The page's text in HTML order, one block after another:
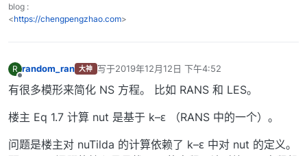
blog :
<https://chengpengzhao.com>
R random_ran 大神 写于2019年12月12日 下午4:52
最后由 编辑
有很多模形来简化 NS 方程。 比如 RANS 和 LES。
楼主 Eq 1.7 计算 nut 是基于 k–ε （RANS 中的一个）。
问题是楼主对 nuTilda 的计算依赖了 k–ε 中对 nut 的定义。